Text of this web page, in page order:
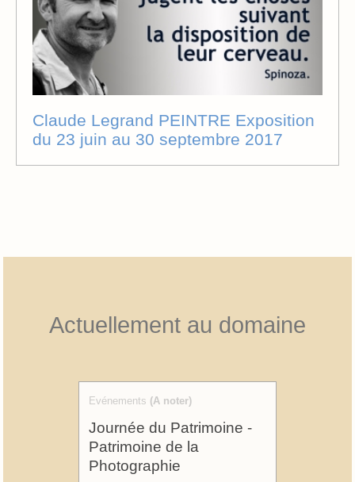
Claude Legrand PEINTRE Exposition
du 23 juin au 30 septembre 2017
Actuellement au domaine
Evénements (A noter)
Journée du Patrimoine -
Patrimoine de la
Photographie